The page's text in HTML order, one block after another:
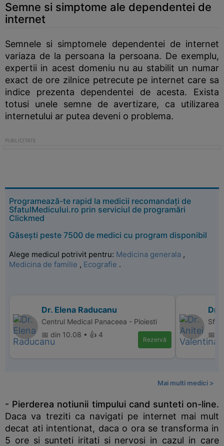
Semne si simptome ale dependentei de
internet
Semnele si simptomele dependentei de internet
variaza de la persoana la persoana. De exemplu,
expertii in acest domeniu nu au stabilit un numar
exact de ore zilnice petrecute pe internet care sa
indice prezenta dependentei de acesta. Exista
totusi unele semne de avertizare, ca utilizarea
internetului ar putea deveni o problema.
Programează-te rapid la medicii recomandați de
SfatulMedicului.ro prin serviciul de programări
Clickmed
Găsești peste 7500 de medici cu program disponibil
Alege medicul potrivit pentru: Medicina generala ,
Medicina de familie , Ecografie .
Dr. Elena Raducanu
Centrul Medical Panaceea - Ploiesti
📅 din 10.08 • 👍 4
Rezervă
Dr.
📅
Mai multi medici >
- Pierderea notiunii timpului cand sunteti on-line.
Daca va treziti ca navigati pe internet mai mult
decat ati intentionat, daca o ora se transforma in
5 ore si sunteti iritati si nervosi in cazul in care